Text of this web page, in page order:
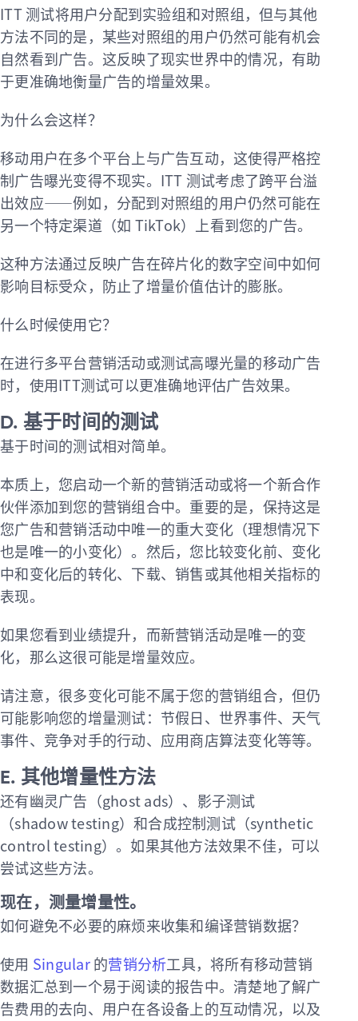
ITT 测试将用户分配到实验组和对照组，但与其他
方法不同的是，某些对照组的用户仍然可能有机会
自然看到广告。这反映了现实世界中的情况，有助
于更准确地衡量广告的增量效果。
为什么会这样？
移动用户在多个平台上与广告互动，这使得严格控
制广告曝光变得不现实。ITT 测试考虑了跨平台溢
出效应——例如，分配到对照组的用户仍然可能在
另一个特定渠道（如 TikTok）上看到您的广告。
这种方法通过反映广告在碎片化的数字空间中如何
影响目标受众，防止了增量价值估计的膨胀。
什么时候使用它？
在进行多平台营销活动或测试高曝光量的移动广告
时，使用ITT测试可以更准确地评估广告效果。
D. 基于时间的测试
基于时间的测试相对简单。
本质上，您启动一个新的营销活动或将一个新合作
伙伴添加到您的营销组合中。重要的是，保持这是
您广告和营销活动中唯一的重大变化（理想情况下
也是唯一的小变化）。然后，您比较变化前、变化
中和变化后的转化、下载、销售或其他相关指标的
表现。
如果您看到业绩提升，而新营销活动是唯一的变
化，那么这很可能是增量效应。
请注意，很多变化可能不属于您的营销组合，但仍
可能影响您的增量测试：节假日、世界事件、天气
事件、竞争对手的行动、应用商店算法变化等等。
E. 其他增量性方法
还有幽灵广告（ghost ads）、影子测试
（shadow testing）和合成控制测试（synthetic
control testing）。如果其他方法效果不佳，可以
尝试这些方法。
现在，测量增量性。
如何避免不必要的麻烦来收集和编译营销数据？
使用 Singular的营销分析工具，将所有移动营销
数据汇总到一个易于阅读的报告中。清楚地了解广
告费用的去向、用户在各设备上的互动情况，以及